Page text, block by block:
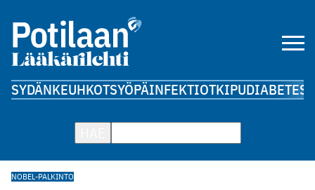
SYDÄNKEUHKOTSYÖPÄINFEKTIOTKIPUDIABETES
NOBEL-PALKINTO